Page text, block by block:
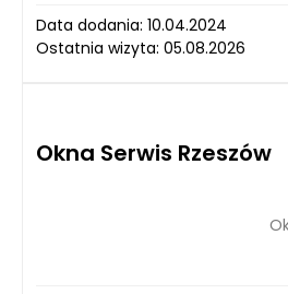
Data dodania: 10.04.2024
Ostatnia wizyta: 05.08.2026
Okna Serwis Rzeszów